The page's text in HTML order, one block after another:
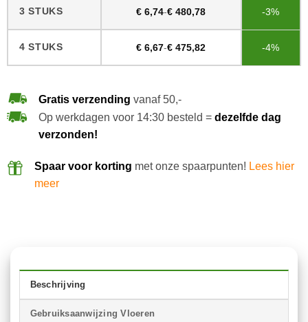
3 STUKS € 6,74-€ 480,78 -3%
4 STUKS € 6,67-€ 475,82 -4%
Gratis verzending vanaf 50,-
Op werkdagen voor 14:30 besteld = dezelfde dag
verzonden!
Spaar voor korting met onze spaarpunten! Lees hier
meer
Beschrijving
Gebruiksaanwijzing Vloeren